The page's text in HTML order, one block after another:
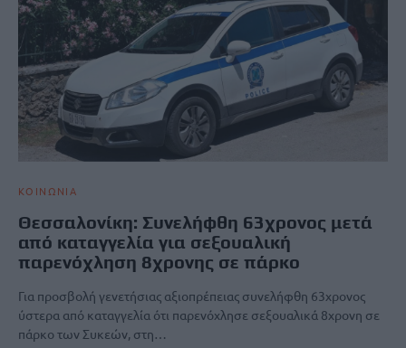
ΚΟΙΝΩΝΙΑ
Θεσσαλονίκη: Συνελήφθη 63χρονος μετά
από καταγγελία για σεξουαλική
παρενόχληση 8χρονης σε πάρκο
Για προσβολή γενετήσιας αξιοπρέπειας συνελήφθη 63χρονος
ύστερα από καταγγελία ότι παρενόχλησε σεξουαλικά 8χρονη σε
πάρκο των Συκεών, στη…